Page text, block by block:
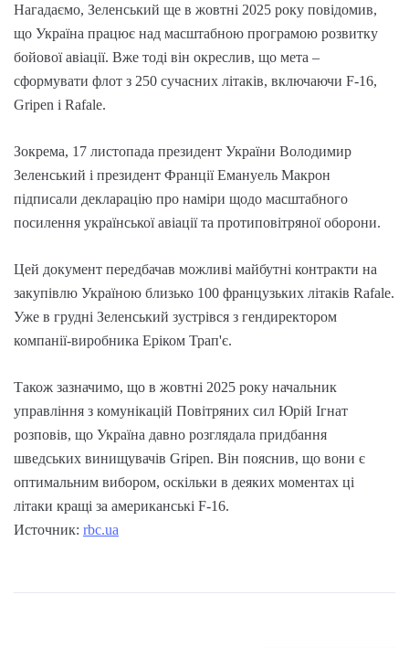
Нагадаємо, Зеленський ще в жовтні 2025 року повідомив,
що Україна працює над масштабною програмою розвитку
бойової авіації. Вже тоді він окреслив, що мета –
сформувати флот з 250 сучасних літаків, включаючи F-16,
Gripen і Rafale.
Зокрема, 17 листопада президент України Володимир
Зеленський і президент Франції Емануель Макрон
підписали декларацію про наміри щодо масштабного
посилення української авіації та протиповітряної оборони.
Цей документ передбачав можливі майбутні контракти на
закупівлю Україною близько 100 французьких літаків Rafale.
Уже в грудні Зеленський зустрівся з гендиректором
компанії-виробника Еріком Трап'є.
Також зазначимо, що в жовтні 2025 року начальник
управління з комунікацій Повітряних сил Юрій Ігнат
розповів, що Україна давно розглядала придбання
шведських винищувачів Gripen. Він пояснив, що вони є
оптимальним вибором, оскільки в деяких моментах ці
літаки кращі за американські F-16.
Источник: rbc.ua